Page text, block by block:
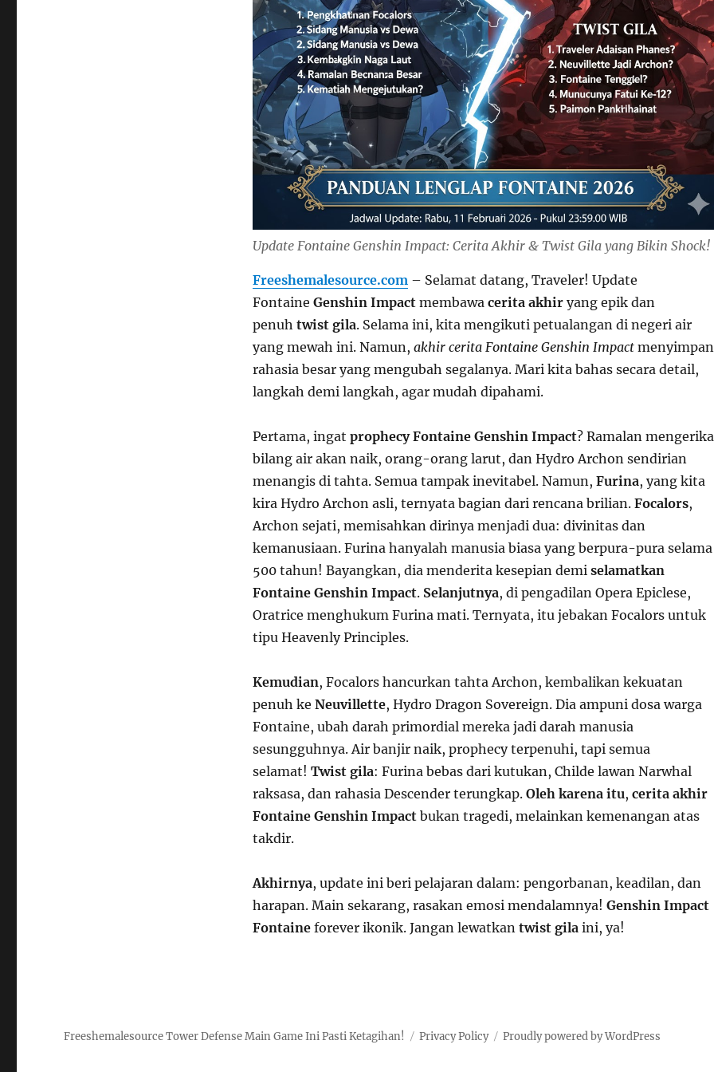
Update Fontaine Genshin Impact: Cerita Akhir & Twist Gila yang Bikin Shock!
Freeshemalesource.com– Selamat datang, Traveler! Update
Fontaine Genshin Impactmembawa cerita akhiryang epik dan
penuh twist gila. Selama ini, kita mengikuti petualangan di negeri air
yang mewah ini. Namun, akhir cerita Fontaine Genshin Impactmenyimpan
rahasia besar yang mengubah segalanya. Mari kita bahas secara detail,
langkah demi langkah, agar mudah dipahami.
Pertama, ingat prophecy Fontaine Genshin Impact? Ramalan
bilang air akan naik, orang-orang larut, dan Hydro Archon sendirian
menangis di tahta. Semua tampak inevitabel. Namun, Furina, yang kita
kira Hydro Archon asli, ternyata bagian dari rencana brilian. Focalors,
Archon sejati, memisahkan dirinya menjadi dua: divinitas dan
kemanusiaan. Furina hanyalah manusia biasa yang berpura-pura selama
500 tahun! Bayangkan, dia menderita kesepian demi selamatkan
Fontaine Genshin Impact. Selanjutnya, di pengadilan Opera Epiclese,
Oratrice menghukum Furina mati. Ternyata, itu jebakan Focalors untuk
tipu Heavenly Principles.
Kemudian, Focalors hancurkan tahta Archon, kembalikan kekuatan
penuh ke Neuvillette, Hydro Dragon Sovereign. Dia ampuni dosa warga
Fontaine, ubah darah primordial mereka jadi darah manusia
sesungguhnya. Air banjir naik, prophecy terpenuhi, tapi semua
selamat! Twist gila: Furina bebas dari kutukan, Childe lawan Narwhal
raksasa, dan rahasia Descender terungkap. Oleh karena itu, cerita akhir
Fontaine Genshin Impactbukan tragedi, melainkan kemenangan atas
takdir.
Akhirnya, update ini beri pelajaran dalam: pengorbanan, keadilan, dan
harapan. Main sekarang, rasakan emosi mendalamnya! Genshin Impact
Fontaineforever ikonik. Jangan lewatkan twist gilaini, ya!
Freeshemalesource Tower Defense Main Game Ini Pasti Ketagihan! Privacy Policy Proudly powered by WordPress